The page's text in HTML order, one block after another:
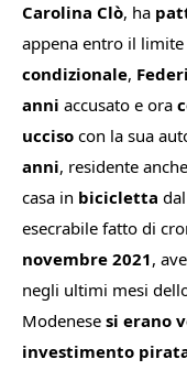
Carolina Clò, ha
appena entro il
condizionale,
anni accusato e ora
ucciso con la sua
anni, residente
casa in bicicletta
esecrabile fatto di
novembre 2021,
negli ultimi mesi
Modenese si erano
investimento